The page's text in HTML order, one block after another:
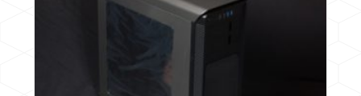
kompletten Artikel: [Review] Aerocool Xpredator
Cube Als Auszug, wie gewohnt, unser…